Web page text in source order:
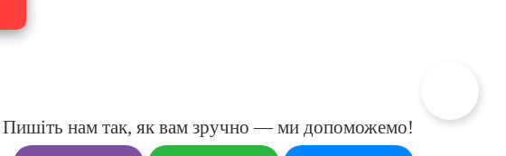
Пишіть нам так, як вам зручно — ми допоможемо!